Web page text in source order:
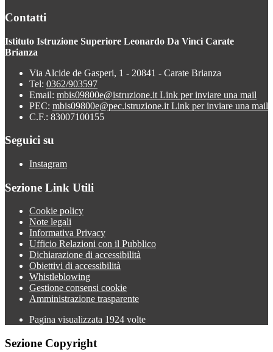
Contatti
Istituto Istruzione Superiore Leonardo Da Vinci Carate
Brianza
Via Alcide de Gasperi, 1 - 20841 - Carate Brianza
Tel: 0362/903597
Email: mbis09800e@istruzione.it Link per inviare una mail
PEC: mbis09800e@pec.istruzione.it Link per inviare una mail
C.F.: 83007100155
Seguici su
Instagram
Sezione Link Utili
Cookie policy
Note legali
Informativa Privacy
Ufficio Relazioni con il Pubblico
Dichiarazione di accessibilità
Obiettivi di accessibilità
Whistleblowing
Gestione consensi cookie
Amministrazione trasparente
Pagina visualizzata 1924 volte
Sezione Copyright